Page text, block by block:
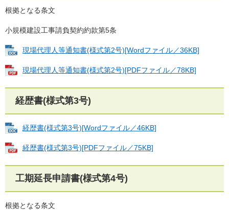
根拠となる条文
小規模建設工事請負契約約款第5条
現場代理人等通知書(様式第2号)[Wordファイル／36KB]
現場代理人等通知書(様式第2号)[PDFファイル／78KB]
経歴書(様式第3号)
経歴書(様式第3号)[Wordファイル／46KB]
経歴書(様式第3号)[PDFファイル／75KB]
工期延長申請書(様式第4号)
根拠となる条文